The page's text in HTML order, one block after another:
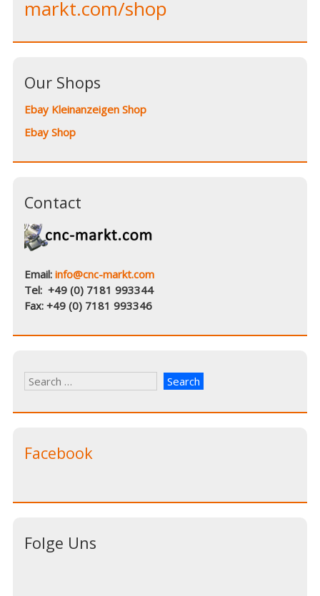
markt.com/shop
Our Shops
Ebay Kleinanzeigen Shop
Ebay Shop
Contact
Email:info@cnc-markt.com
Tel: +49 (0) 7181 993344
Fax: +49 (0) 7181 993346
Facebook
Folge Uns